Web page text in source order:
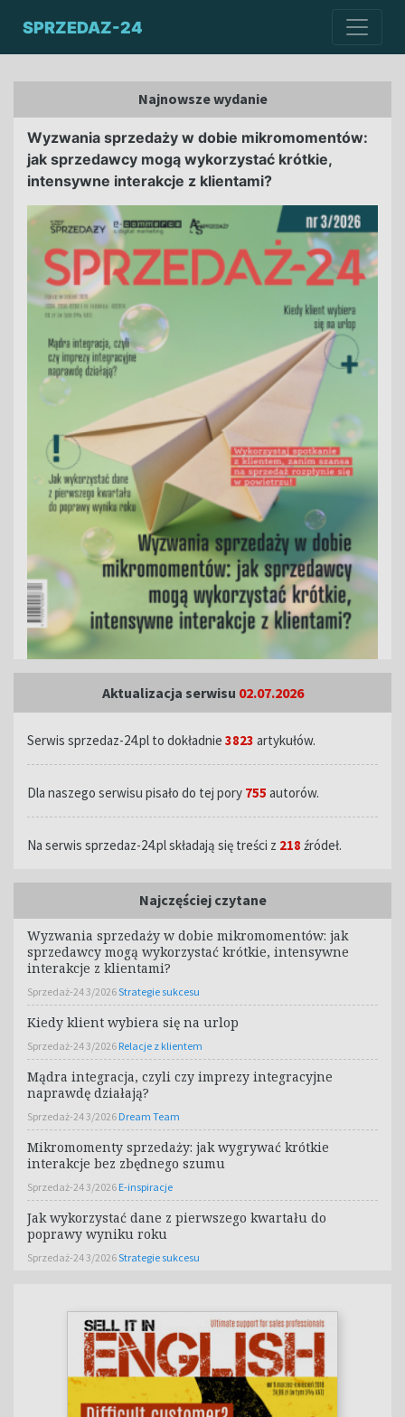
SPRZEDAZ-24
Najnowsze wydanie
Wyzwania sprzedaży w dobie mikromomentów:
jak sprzedawcy mogą wykorzystać krótkie,
intensywne interakcje z klientami?
Aktualizacja serwisu 02.07.2026
Serwis sprzedaz-24.pl to dokładnie 3823 artykułów.
Dla naszego serwisu pisało do tej pory 755 autorów.
Na serwis sprzedaz-24.pl składają się treści z 218 źródeł.
Najczęściej czytane
Wyzwania sprzedaży w dobie mikromomentów: jak
sprzedawcy mogą wykorzystać krótkie, intensywne
interakcje z klientami?
Sprzedaż-24 3/2026Strategie sukcesu
Kiedy klient wybiera się na urlop
Sprzedaż-24 3/2026 Relacje z klientem
Mądra integracja, czyli czy imprezy integracyjne
naprawdę działają?
Sprzedaż-24 3/2026 Dream Team
Mikromomenty sprzedaży: jak wygrywać krótkie
interakcje bez zbędnego szumu
Sprzedaż-24 3/2026 E-inspiracje
Jak wykorzystać dane z pierwszego kwartału do
poprawy wyniku roku
Sprzedaż-24 3/2026Strategie sukcesu